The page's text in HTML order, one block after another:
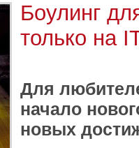
Боулинг
только на
Для
начало
новых